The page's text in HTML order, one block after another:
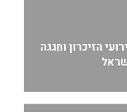
הזיכרון וחגגה